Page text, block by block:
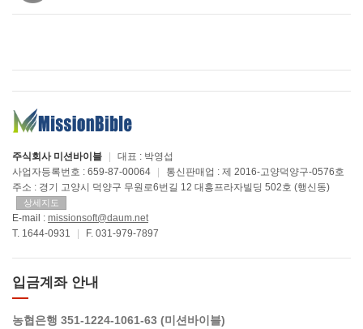
주식회사 미션바이블 |
대표 : 박영섭
사업자등록번호 : 659-87-00064
|
통신판매업 : 제 2016-고양덕양구-0576호
주소 : 경기 고양시 덕양구 무원로6번길 12 대흥프라자빌딩 502호 (행신동)
상세지도
E-mail : missionsoft@daum.net
T. 1644-0931
| F. 031-979-7897
입금계좌 안내
농협은행 351-1224-1061-63 (미션바이블)